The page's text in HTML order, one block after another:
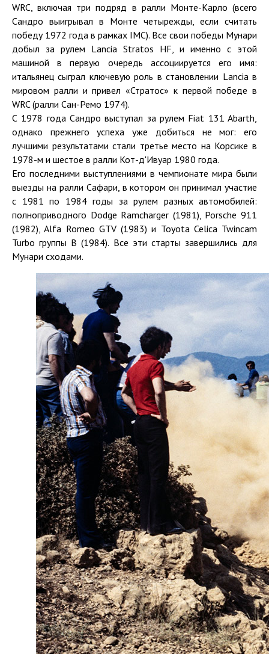
WRC, включая три подряд в ралли Монте-Карло (всего
Сандро выигрывал в Монте четырежды, если считать
победу 1972 года в рамках IMC). Все свои победы Мунари
добыл за рулем Lancia Stratos HF, и именно с этой
машиной в первую очередь ассоциируется его имя:
итальянец сыграл ключевую роль в становлении Lancia в
мировом ралли и привел «Стратос» к первой победе в
WRC (ралли Сан-Ремо 1974).
С 1978 года Сандро выступал за рулем Fiat 131 Abarth,
однако прежнего успеха уже добиться не мог: его
лучшими результатами стали третье место на Корсике в
1978-м и шестое в ралли Кот-д'Ивуар 1980 года.
Его последними выступлениями в чемпионате мира были
выезды на ралли Сафари, в котором он принимал участие
с 1981 по 1984 годы за рулем разных автомобилей:
полноприводного Dodge Ramcharger (1981), Porsche 911
(1982), Alfa Romeo GTV (1983) и Toyota Celica Twincam
Turbo группы B (1984). Все эти старты завершились для
Мунари сходами.